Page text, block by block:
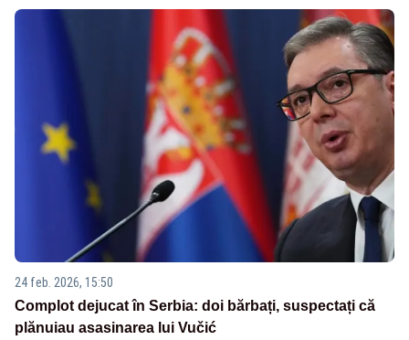
24 feb. 2026, 15:50
Complot dejucat în Serbia: doi bărbați, suspectați că
plănuiau asasinarea lui Vučić